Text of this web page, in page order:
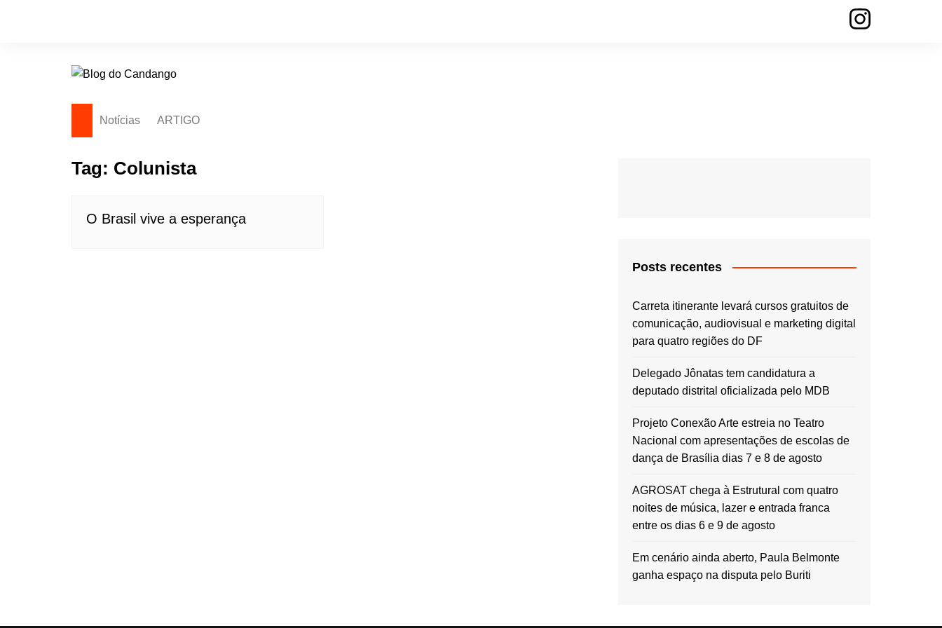
Notícias ARTIGO
Tag: Colunista
O Brasil vive a esperança
Posts recentes
Carreta itinerante levará cursos gratuitos de
comunicação, audiovisual e marketing digital
para quatro regiões do DF
Delegado Jônatas tem candidatura a
deputado distrital oficializada pelo MDB
Projeto Conexão Arte estreia no Teatro
Nacional com apresentações de escolas de
dança de Brasília dias 7 e 8 de agosto
AGROSAT chega à Estrutural com quatro
noites de música, lazer e entrada franca
entre os dias 6 e 9 de agosto
Em cenário ainda aberto, Paula Belmonte
ganha espaço na disputa pelo Buriti